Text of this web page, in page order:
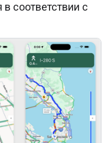
соответствии с